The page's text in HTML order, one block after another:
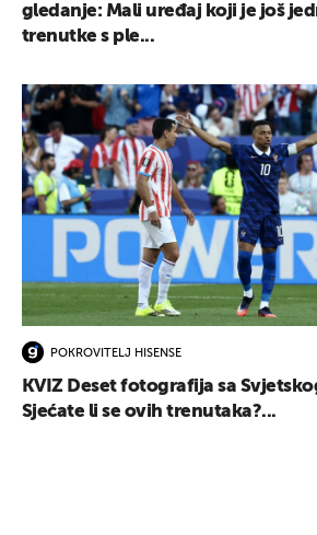
gledanje: Mali uređaj koji je još
trenutke s ple...
POKROVITELJ HISENSE
KVIZ Deset fotografija sa
Sjećate li se ovih trenutaka?...